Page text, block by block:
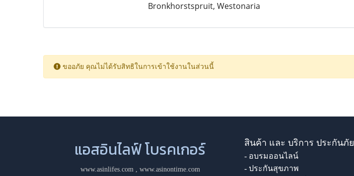
Bronkhorstspruit, Westonaria
ขออภัย คุณไม่ได้รับสิทธิในการเข้าใช้งานในส่วนนี้
แอสอินไลฟ์ โบรคเกอร์
www.asinlifes.com, www.asinontime.com
สินค้า และ บริการ ประกันภัย
- อบรมออนไลน์
- ประกันสุขภาพ